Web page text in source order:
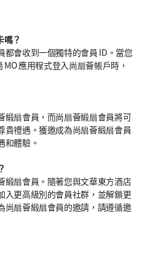
嗎？
會收到一個獨特的會員 ID。當您
應用程式登入尚扇薈帳戶時，
緞扇會員，而尚扇薈緞扇會員將可
禮遇。獲邀成為尚扇薈緞扇會員
和體驗。
緞扇會員。隨著您與文華東方酒店
入更高級別的會員社群，並解鎖更
尚扇薈緞扇會員的邀請，請遵循邀